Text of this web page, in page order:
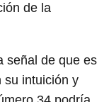
de la
señal de que es
su intuición y